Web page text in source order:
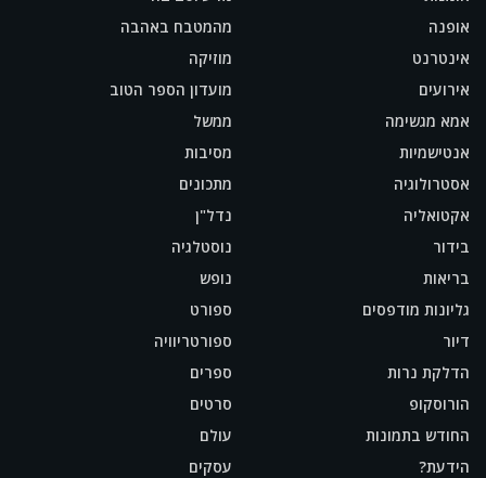
אופנה
אינטרנט
אירועים
אמא מגשימה
אנטישמיות
אסטרולוגיה
אקטואליה
בידור
בריאות
גליונות מודפסים
דיור
הדלקת נרות
הורוסקופ
החודש בתמונות
הידעת?
מהמטבח באהבה
מוזיקה
מועדון הספר הטוב
ממשל
מסיבות
מתכונים
נדל"ן
נוסטלגיה
נופש
ספורט
ספורטריוויה
ספרים
סרטים
עולם
עסקים